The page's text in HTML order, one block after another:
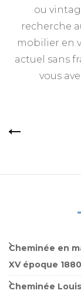
ou
recherche
mobilier en
actuel sans
vous
Cheminée en
XV époque 1880
Cheminée